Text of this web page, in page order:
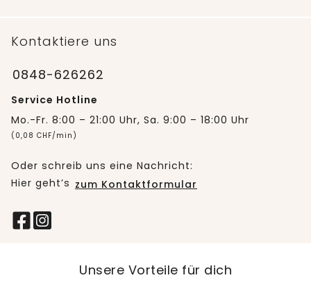
Kontaktiere uns
0848-626262
Service Hotline
Mo.-Fr. 8:00 – 21:00 Uhr, Sa. 9:00 – 18:00 Uhr
(0,08 CHF/min)
Oder schreib uns eine Nachricht:
Hier geht’s zum Kontaktformular
Unsere Vorteile für dich